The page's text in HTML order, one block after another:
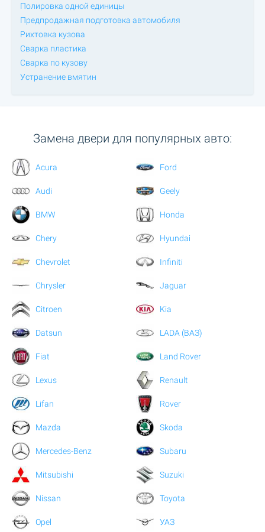
Полировка одной единицы
Предпродажная подготовка автомобиля
Рихтовка кузова
Сварка пластика
Сварка по кузову
Устранение вмятин
Замена двери для популярных авто:
Acura
Audi
BMW
Chery
Chevrolet
Chrysler
Citroen
Datsun
Fiat
Ford
Geely
Honda
Hyundai
Infiniti
Jaguar
Kia
LADA (ВАЗ)
Land Rover
Lexus
Lifan
Mazda
Mercedes-Benz
Mitsubishi
Nissan
Opel
Renault
Rover
Skoda
Subaru
Suzuki
Toyota
УАЗ